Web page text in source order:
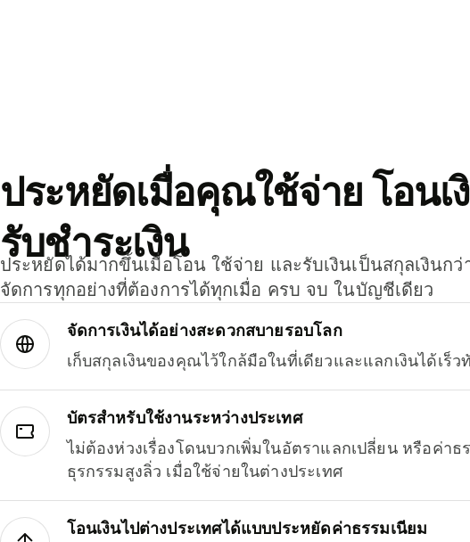
ประหยัดเมื่อคุณใช้จ่าย โอนเ
รับชำระเงิน
ประหยัดได้มากขึ้นเมื่อโอน ใช้จ่าย และรับเงินเป็นสกุลเงินก
จัดการทุกอย่างที่ต้องการได้ทุกเมื่อ ครบ จบ ในบัญชีเดียว
จัดการเงินได้อย่างสะดวกสบายรอบโลก
เก็บสกุลเงินของคุณไว้ใกล้มือในที่เดียวและแลกเงินได้เร็ว
บัตรสำหรับใช้งานระหว่างประเทศ
ไม่ต้องห่วงเรื่องโดนบวกเพิ่มในอัตราแลกเปลี่ยน หรือค่าธ
ธุรกรรมสูงลิ่ว เมื่อใช้จ่ายในต่างประเทศ
โอนเงินไปต่างประเทศได้แบบประหยัดค่าธรรมเนียม